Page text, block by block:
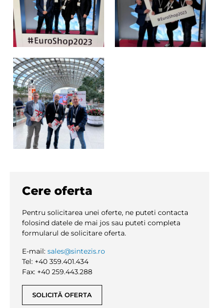
Cere oferta
Pentru solicitarea unei oferte, ne puteti contacta
folosind datele de mai jos sau puteti completa
formularul de solicitare oferta.
E-mail: sales@sintezis.ro
Tel: +40 359.401.434
Fax: +40 259.443.288
SOLICITĂ OFERTA